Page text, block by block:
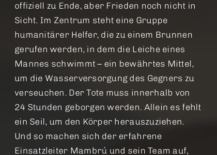
offiziell zu Ende, aber Frieden noch nicht in
Sicht. Im Zentrum steht eine Gruppe
humanitärer Helfer, die zu einem Brunnen
gerufen werden, in dem die Leiche eines
Mannes schwimmt – ein bewährtes Mittel,
um die Wasserversorgung des Gegners zu
verseuchen. Der Tote muss innerhalb von
24 Stunden geborgen werden. Allein es fehlt
ein Seil, um den Körper herauszuziehen.
Und so machen sich der erfahrene
Einsatzleiter Mambrú und sein Team auf,